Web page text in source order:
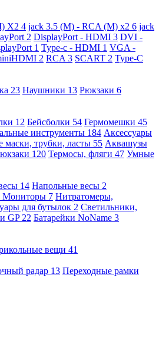
X2 4 jack 3.5 (M) - RCA (M) x2 6 jack
2 DisplayPort - HDMI 3 DVI -
1 Type-c - HDMI 1 VGA -
2 RCA 3 SCART 2 Type-C
23 Наушники 13 Рюкзаки 6
12 Бейсболки 54 Гермомешки 45
инструменты 184 Аксессуары
маски, трубки, ласты 55 Аквашузы
120 Термосы, фляги 47 Умные
14 Напольные весы 2
Мониторы 7 Нитратомеры,
для бутылок 2 Светильники,
GP 22 Батарейки NoName 3
вещи 41
радар 13 Переходные рамки